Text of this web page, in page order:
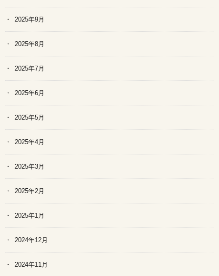
2025年9月
2025年8月
2025年7月
2025年6月
2025年5月
2025年4月
2025年3月
2025年2月
2025年1月
2024年12月
2024年11月